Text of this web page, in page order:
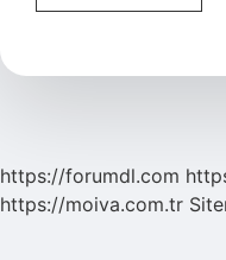
Ana
https://forumdl.com
https://moiva.com.tr